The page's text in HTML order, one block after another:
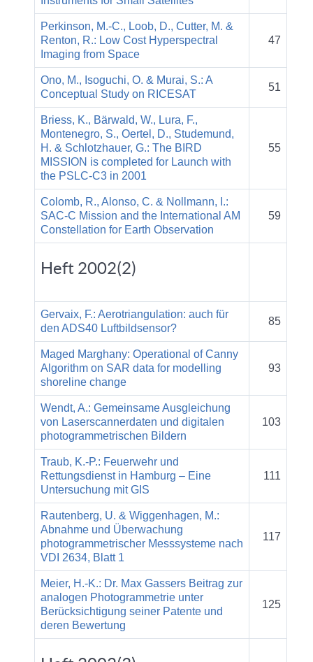
Perkinson, M.-C., Loob, D., Cutter, M. &
Renton, R.: Low Cost Hyperspectral
Imaging from Space
47
Ono, M., Isoguchi, O. & Murai, S.: A
Conceptual Study on RICESAT
51
Briess, K., Bärwald, W., Lura, F.,
Montenegro, S., Oertel, D., Studemund,
H. & Schlotzhauer, G.: The BIRD
MISSION is completed for Launch with
the PSLC-C3 in 2001
55
Colomb, R., Alonso, C. & Nollmann, I.:
SAC-C Mission and the International AM
Constellation for Earth Observation
59
Heft 2002(2)
Gervaix, F.: Aerotriangulation: auch für
den ADS40 Luftbildsensor?
85
Maged Marghany: Operational of Canny
Algorithm on SAR data for modelling
shoreline change
93
Wendt, A.: Gemeinsame Ausgleichung
von Laserscannerdaten und digitalen
photogrammetrischen Bildern
103
Traub, K.-P.: Feuerwehr und
Rettungsdienst in Hamburg – Eine
Untersuchung mit GIS
111
Rautenberg, U. & Wiggenhagen, M.:
Abnahme und Überwachung
photogrammetrischer Messsysteme nach
VDI 2634, Blatt 1
117
Meier, H.-K.: Dr. Max Gassers Beitrag zur
analogen Photogrammetrie unter
Berücksichtigung seiner Patente und
deren Bewertung
125